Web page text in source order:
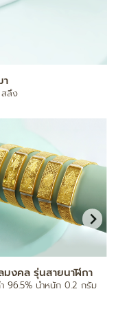
ลึง
มงคล รุ่นสายนาฬิกา
96.5% น้ำหนัก 0.2 กรัม